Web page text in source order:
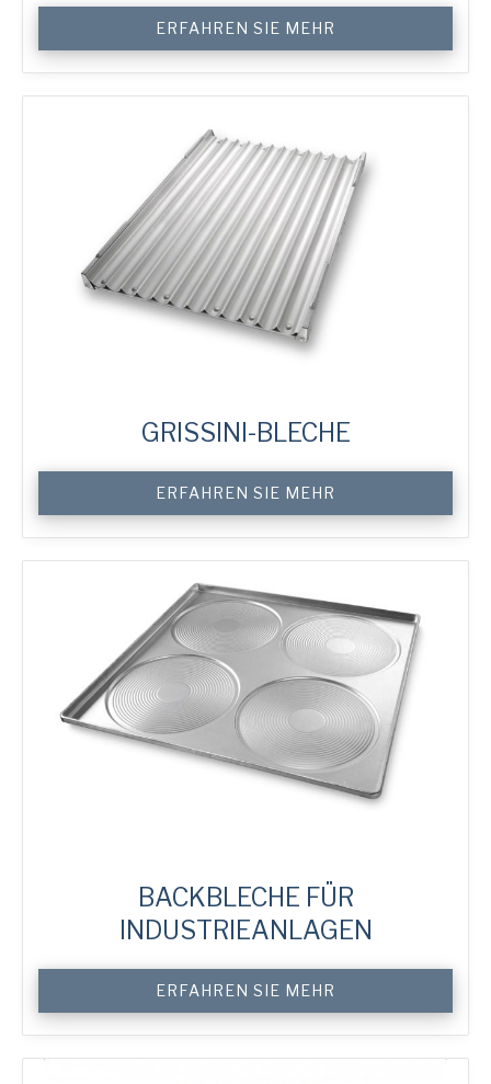
Moulds
Menge
ERFAHREN SIE MEHR
GRISSINI-BLECHE
Trays
Menge
ERFAHREN SIE MEHR
BACKBLECHE FÜR
INDUSTRIEANLAGEN
System
Trays
Menge
ERFAHREN SIE MEHR